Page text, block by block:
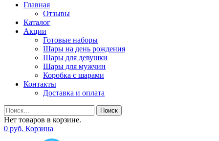
Главная
Отзывы
Каталог
Акции
Готовые наборы
Шары на день рождения
Шары для девушки
Шары для мужчин
Коробка с шарами
Контакты
Доставка и оплата
Поиск
Нет товаров в корзине.
0 руб. Корзина